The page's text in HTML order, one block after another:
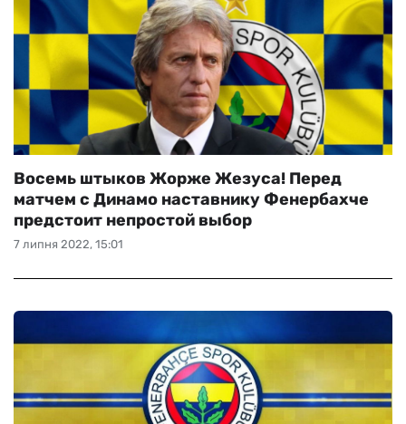
7 липня 2022, 15:01
Восемь штыков Жорже Жезуса! Перед
матчем с Динамо наставнику Фенербахче
предстоит непростой выбор